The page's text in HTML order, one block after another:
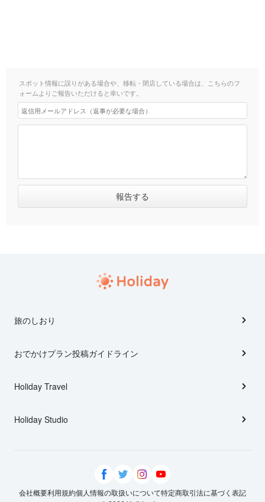
スポット情報に誤りがある場合や、移転・閉店している場合は、こちらのフ
ォームよりご報告いただけると幸いです。
旅のしおり
おでかけプラン投稿ガイドライン
Holiday Travel
Holiday Studio
会社概要利用規約個人情報の取扱いについて特定商取引法に基づく表記